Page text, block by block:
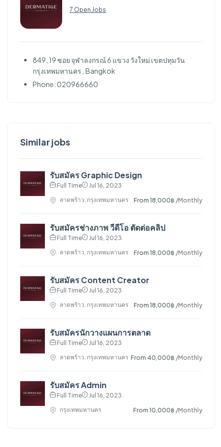
7 Open Jobs
849, 19 ซอย จุฬาลงกรณ์ 6 แขวง วังใหม่ เขตปทุมวัน
กรุงเทพมหานคร , Bangkok
Phone: 020966660
Similar jobs
รับสมัคร Graphic Design
Full Time
Jul 16, 2023
ลาดพร้าว, กรุงเทพมหานคร
From 18,000฿ /Monthly
รับสมัครช่างภาพ วีดีโอ ตัดต่อคลิป
Full Time
Jul 16, 2023
ลาดพร้าว, กรุงเทพมหานคร
From 18,000฿ /Monthly
รับสมัคร Content Creator
Full Time
Jul 16, 2023
ลาดพร้าว, กรุงเทพมหานคร
From 18,000฿ /Monthly
รับสมัครนักวางแผนการตลาด
Full Time
Jul 16, 2023
ลาดพร้าว, กรุงเทพมหานคร From 40,000฿ /Monthly
รับสมัคร Admin
Full Time
Jul 16, 2023
กรุงเทพมหานคร
From 10,000฿ /Monthly